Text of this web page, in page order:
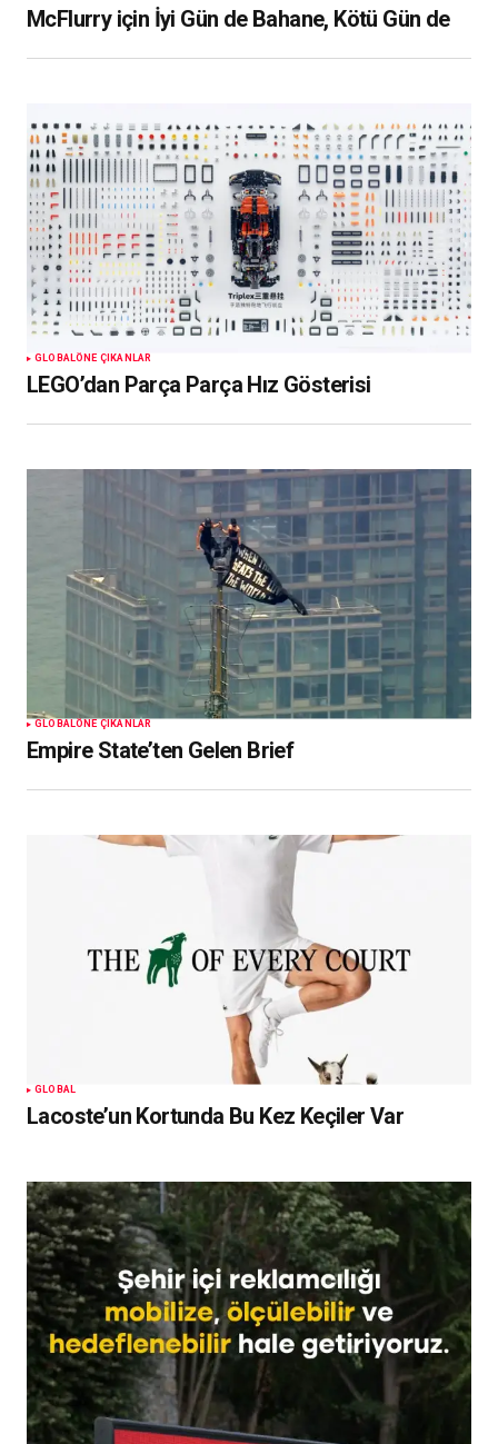
McFlurry için İyi Gün de Bahane, Kötü Gün de
GLOBALÖNE ÇIKANLAR
LEGO’dan Parça Parça Hız Gösterisi
GLOBALÖNE ÇIKANLAR
Empire State’ten Gelen Brief
GLOBAL
Lacoste’un Kortunda Bu Kez Keçiler Var